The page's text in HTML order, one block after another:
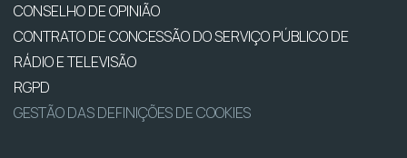
CONSELHO DE OPINIÃO
CONTRATO DE CONCESSÃO DO SERVIÇO PÚBLICO DE
RÁDIO E TELEVISÃO
RGPD
GESTÃO DAS DEFINIÇÕES DE COOKIES